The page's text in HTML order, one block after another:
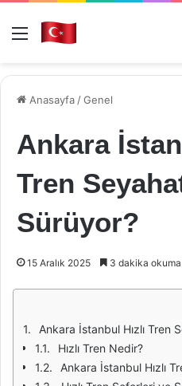
Menü
Anasayfa /Genel
Ankara
Tren
Sürüyor?
15 Aralık 2025 3 dakika
Ankara İstanbul Hızlı Tren
Hızlı Tren Nedir?
Ankara İstanbul Hızlı